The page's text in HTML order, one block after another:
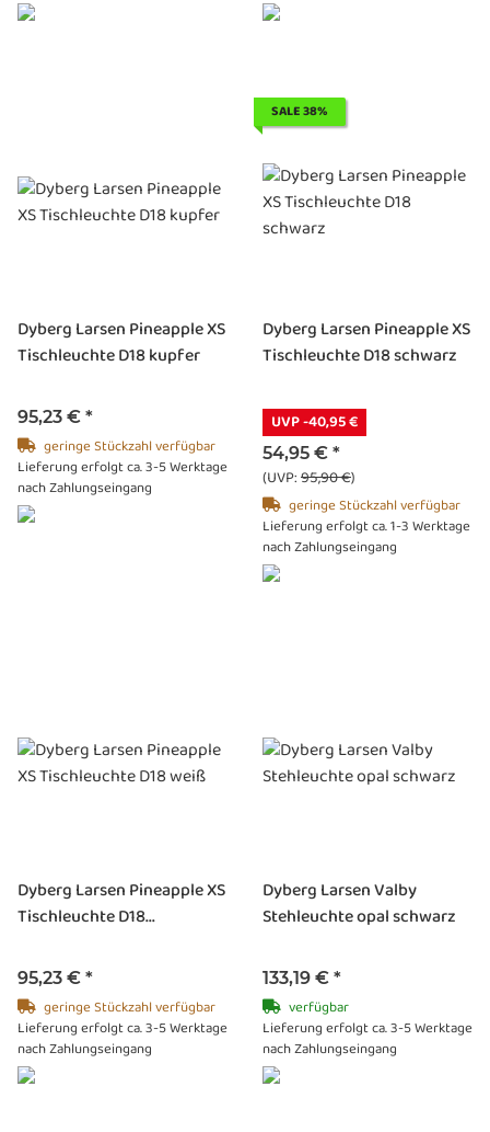
Dyberg Larsen Pineapple XS
Tischleuchte D18 kupfer
95,23 € *
geringe Stückzahl verfügbar
Lieferung erfolgt ca. 3-5 Werktage
nach Zahlungseingang
SALE 38%
Dyberg Larsen Pineapple XS
Tischleuchte D18 schwarz
UVP -40,95 €
54,95 € *
(UVP:95,90 €)
geringe Stückzahl verfügbar
Lieferung erfolgt ca. 1-3 Werktage
nach Zahlungseingang
Dyberg Larsen Pineapple XS
Tischleuchte D18...
95,23 € *
geringe Stückzahl verfügbar
Lieferung erfolgt ca. 3-5 Werktage
nach Zahlungseingang
Dyberg Larsen Valby
Stehleuchte opal schwarz
133,19 € *
verfügbar
Lieferung erfolgt ca. 3-5 Werktage
nach Zahlungseingang